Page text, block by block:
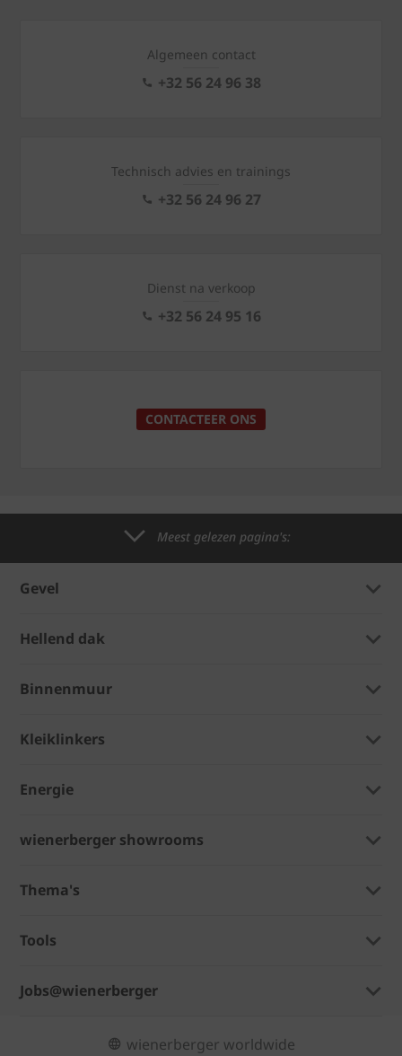
Algemeen contact
+32 56 24 96 38
Technisch advies en trainings
+32 56 24 96 27
Dienst na verkoop
+32 56 24 95 16
CONTACTEER ONS
Meest gelezen pagina's:
Gevel
Hellend dak
Binnenmuur
Kleiklinkers
Energie
wienerberger showrooms
Thema's
Tools
Jobs@wienerberger
wienerberger worldwide